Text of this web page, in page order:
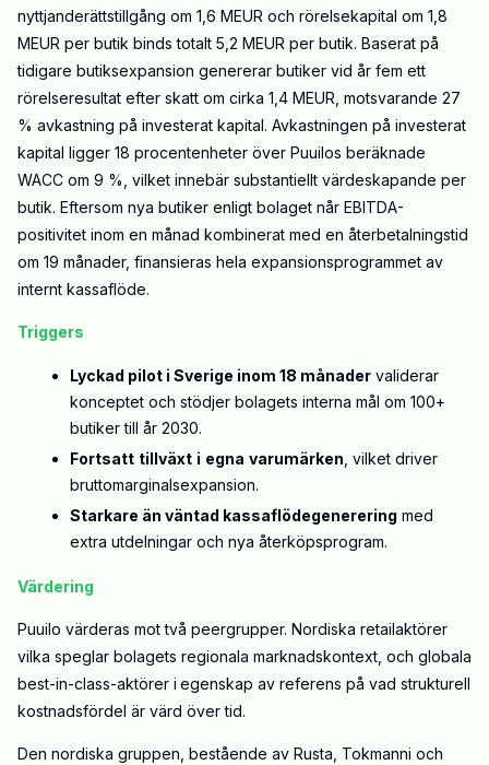
nyttjanderättstillgång om 1,6 MEUR och rörelsekapital om 1,8
MEUR per butik binds totalt 5,2 MEUR per butik. Baserat på
tidigare butiksexpansion genererar butiker vid år fem ett
rörelseresultat efter skatt om cirka 1,4 MEUR, motsvarande 27
% avkastning på investerat kapital. Avkastningen på investerat
kapital ligger 18 procentenheter över Puuilos beräknade
WACC om 9 %, vilket innebär substantiellt värdeskapande per
butik. Eftersom nya butiker enligt bolaget når EBITDA-
positivitet inom en månad kombinerat med en återbetalningstid
om 19 månader, finansieras hela expansionsprogrammet av
internt kassaflöde.
Triggers
Lyckad pilot i Sverige inom 18 månader validerar
konceptet och stödjer bolagets interna mål om 100+
butiker till år 2030.
Fortsatt tillväxt i egna varumärken , vilket driver
bruttomarginalsexpansion.
Starkare än väntad kassaflödegenerering med
extra utdelningar och nya återköpsprogram.
Värdering
Puuilo värderas mot två peergrupper. Nordiska retailaktörer
vilka speglar bolagets regionala marknadskontext, och globala
best-in-class-aktörer i egenskap av referens på vad strukturell
kostnadsfördel är värd över tid.
Den nordiska gruppen, bestående av Rusta, Tokmanni och